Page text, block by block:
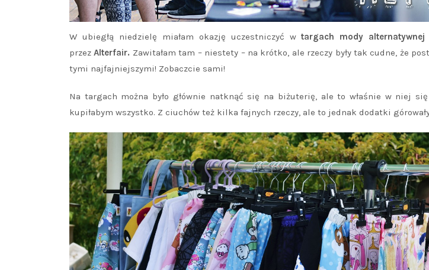
W ubiegłą niedzielę miałam okazję uczestniczyć wtargach mody alternatywnej
przezAlterfair. Zawitałam tam – niestety – na krótko, ale rzeczy były tak cudne, że
tymi najfajniejszymi! Zobaczcie sami!
Na targach można było głównie natknąć się na biżuterię, ale to właśnie w niej się
kupiłabym wszystko. Z ciuchów też kilka fajnych rzeczy, ale to jednak dodatki